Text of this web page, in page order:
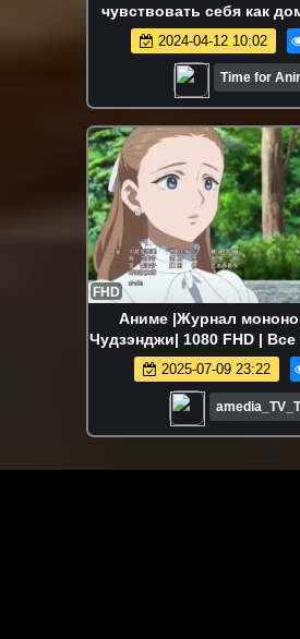
чувствовать себя как
мире | Все серии |
2024-04-12 10:02
Time for
FHD
Аниме |Журнал
Чудзэнджи| 1080 FHD | Все
Марафон
2025-07-09 23:22